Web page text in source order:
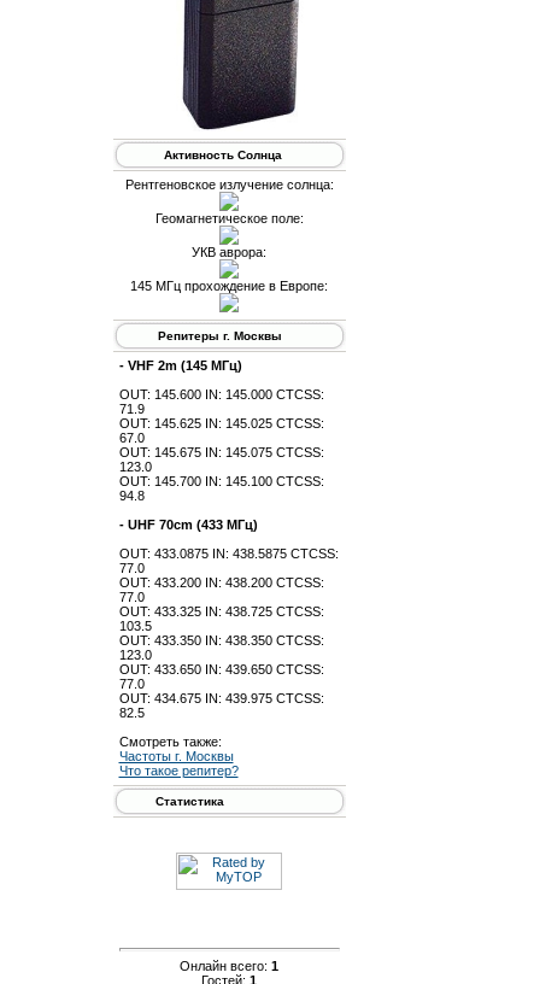
Активность Солнца
Рентгеновское излучение солнца:
Геомагнетическое поле:
УКВ аврора:
145 МГц прохождение в Европе:
Репитеры г. Москвы
- VHF 2m (145 МГц)
OUT: 145.600 IN: 145.000 CTCSS:
71.9
OUT: 145.625 IN: 145.025 CTCSS:
67.0
OUT: 145.675 IN: 145.075 CTCSS:
123.0
OUT: 145.700 IN: 145.100 CTCSS:
94.8
- UHF 70cm (433 МГц)
OUT: 433.0875 IN: 438.5875 CTCSS:
77.0
OUT: 433.200 IN: 438.200 CTCSS:
77.0
OUT: 433.325 IN: 438.725 CTCSS:
103.5
OUT: 433.350 IN: 438.350 CTCSS:
123.0
OUT: 433.650 IN: 439.650 CTCSS:
77.0
OUT: 434.675 IN: 439.975 CTCSS:
82.5
Смотреть также:
Частоты г. Москвы
Что такое репитер?
Статистика
Онлайн всего: 1
Гостей: 1